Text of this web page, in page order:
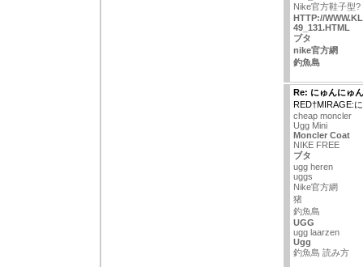
Nike官方鞋子型?
HTTP://
49_131.HTML
ブタ
nike官方網
釣魚島
Re: にゅんにゅ
RED†MIRAGE:
cheap moncler
Ugg Mini
Moncler Coat
NIKE FREE
ブタ
ugg heren
uggs
Nike官方網
猪
釣魚島
UGG
ugg laarzen
Ugg
釣魚島 読み方